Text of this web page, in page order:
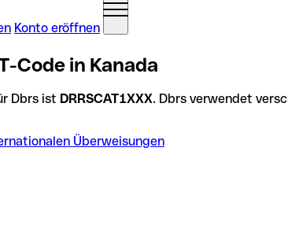
Konto eröffnen
Code in Kanada
Dbrs ist DRRSCAT1XXX. Dbrs verwendet
Überweisungen